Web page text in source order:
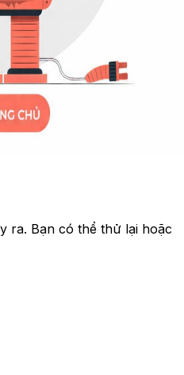
ra. Bạn có thể thử lại hoặc